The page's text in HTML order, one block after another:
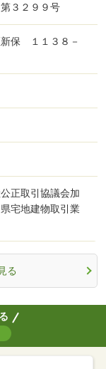
３２９９号
新保 １１３８－
正取引協議会加
宅地建物取引業
る